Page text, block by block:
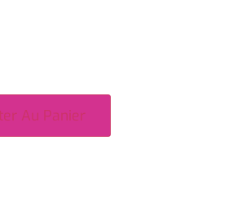
Au Panier